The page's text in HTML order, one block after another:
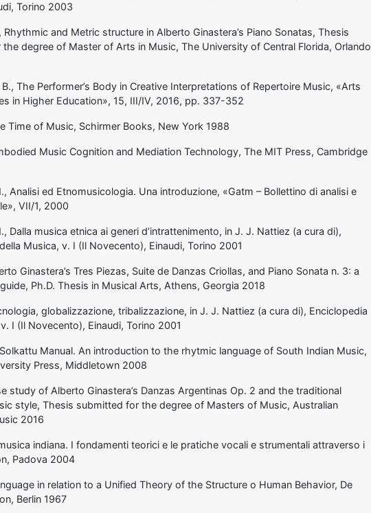
Torino 2003
Rhythmic and Metric structure in Alberto Ginastera’s Piano Sonatas, Thesis
degree of Master of Arts in Music, The University of Central Florida, Orlando
The Performer’s Body in Creative Interpretations of Repertoire Music, «Arts
in Higher Education», 15, III/IV, 2016, pp. 337-352
Time of Music, Schirmer Books, New York 1988
Music Cognition and Mediation Technology, The MIT Press, Cambridge
Analisi ed Etnomusicologia. Una introduzione, «Gatm – Bollettino di analisi e
VII/1, 2000
Dalla musica etnica ai generi d’intrattenimento, in J. J. Nattiez (a cura di),
Musica, v. I (Il Novecento), Einaudi, Torino 2001
Ginastera’s Tres Piezas, Suite de Danzas Criollas, and Piano Sonata n. 3: a
Ph.D. Thesis in Musical Arts, Athens, Georgia 2018
globalizzazione, tribalizzazione, in J. J. Nattiez (a cura di), Enciclopedia
I (Il Novecento), Einaudi, Torino 2001
Manual. An introduction to the rhytmic language of South Indian Music,
Press, Middletown 2008
study of Alberto Ginastera’s Danzas Argentinas Op. 2 and the traditional
style, Thesis submitted for the degree of Masters of Music, Australian
2016
indiana. I fondamenti teorici e le pratiche vocali e strumentali attraverso i
Padova 2004
in relation to a Unified Theory of the Structure o Human Behavior, De
Berlin 1967